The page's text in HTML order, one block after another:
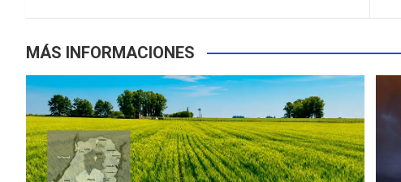
MÁS INFORMACIONES